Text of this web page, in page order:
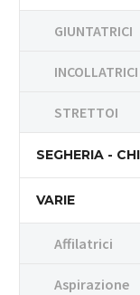
GIUNTATRICI
INCOLLATRICI
STRETTOI
SEGHERIA -
VARIE
Affilatrici
Aspirazione